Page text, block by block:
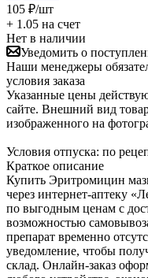
105 ₽/шт
+ 1.05 на счет
Нет в наличии
Уведомить о
Наши менеджеры
условия заказа
Указанные цены
сайте. Внешний вид
изображенного на
Условия отпуска: по
Краткое описание
Купить Эритромицин
через интернет-аптеку
по выгодным ценам с
возможностью
препарат временно
уведомление, чтобы
склад. Онлайн-заказ